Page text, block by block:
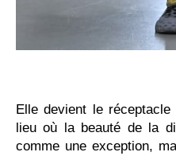
Elle devient le
lieu où la beauté de la
comme une exception,